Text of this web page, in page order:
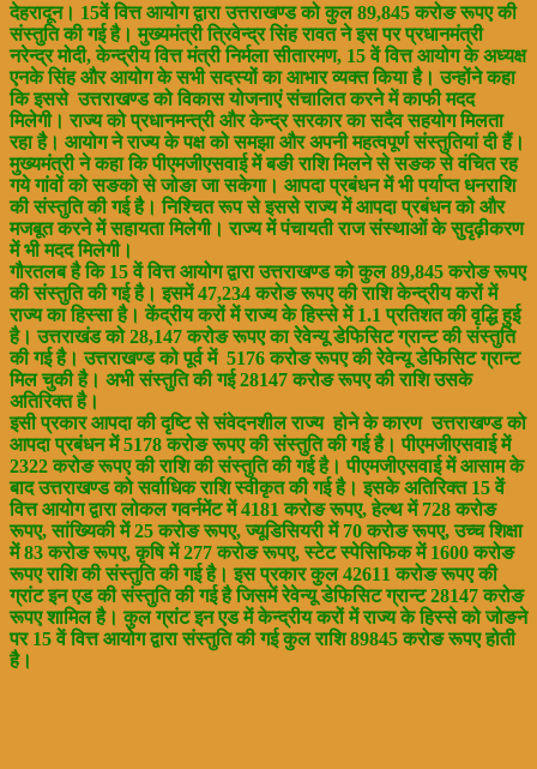
देहरादून। 15वें वित्त आयोग द्वारा उत्तराखण्ड को कुल 89,845 करोङ रूपए की
संस्तुति की गई है। मुख्यमंत्री त्रिवेन्द्र सिंह रावत ने इस पर प्रधानमंत्री
नरेन्द्र मोदी, केन्द्रीय वित्त मंत्री निर्मला सीतारमण, 15 वें वित्त आयोग के अध्यक्ष
एनके सिंह और आयोग के सभी सदस्यों का आभार व्यक्त किया है। उन्होंने कहा
कि इससे उत्तराखण्ड को विकास योजनाएं संचालित करने में काफी मदद
मिलेगी। राज्य को प्रधानमन्त्री और केन्द्र सरकार का सदैव सहयोग मिलता
रहा है। आयोग ने राज्य के पक्ष को समझा और अपनी महत्वपूर्ण संस्तुतियां दी हैं।
मुख्यमंत्री ने कहा कि पीएमजीएसवाई में बङी राशि मिलने से सङक से वंचित रह
गये गांवों को सङको से जोङा जा सकेगा। आपदा प्रबंधन में भी पर्याप्त धनराशि
की संस्तुति की गई है। निश्चित रूप से इससे राज्य में आपदा प्रबंधन को और
मजबूत करने में सहायता मिलेगी। राज्य में पंचायती राज संस्थाओं के सुदृढ़ीकरण
में भी मदद मिलेगी।
गौरतलब है कि 15 वें वित्त आयोग द्वारा उत्तराखण्ड को कुल 89,845 करोङ रूपए
की संस्तुति की गई है। इसमें 47,234 करोङ रूपए की राशि केन्द्रीय करों में
राज्य का हिस्सा है। केंद्रीय करों में राज्य के हिस्से में 1.1 प्रतिशत की वृद्धि हुई
है। उत्तराखंड को 28,147 करोङ रूपए का रेवेन्यू डेफिसिट ग्रान्ट की संस्तुति
की गई है। उत्तराखण्ड को पूर्व में 5176 करोङ रूपए की रेवेन्यू डेफिसिट ग्रान्ट
मिल चुकी है। अभी संस्तुति की गई 28147 करोङ रूपए की राशि उसके
अतिरिक्त है।
इसी प्रकार आपदा की दृष्टि से संवेदनशील राज्य होने के कारण उत्तराखण्ड को
आपदा प्रबंधन में 5178 करोङ रूपए की संस्तुति की गई है। पीएमजीएसवाई में
2322 करोङ रूपए की राशि की संस्तुति की गई है। पीएमजीएसवाई में आसाम के
बाद उत्तराखण्ड को सर्वाधिक राशि स्वीकृत की गई है। इसके अतिरिक्त 15 वें
वित्त आयोग द्वारा लोकल गवर्नमेंट में 4181 करोङ रूपए, हेल्थ में 728 करोङ
रूपए, सांख्यिकी में 25 करोङ रूपए, ज्यूडिसियरी में 70 करोङ रूपए, उच्च शिक्षा
में 83 करोङ रूपए, कृषि में 277 करोङ रूपए, स्टेट स्पेसिफिक में 1600 करोङ
रूपए राशि की संस्तुति की गई है। इस प्रकार कुल 42611 करोङ रूपए की
ग्रांट इन एड की संस्तुति की गई है जिसमें रेवेन्यू डेफिसिट ग्रान्ट 28147 करोङ
रूपए शामिल है। कुल ग्रांट इन एड में केन्द्रीय करों में राज्य के हिस्से को जोङने
पर 15 वें वित्त आयोग द्वारा संस्तुति की गई कुल राशि 89845 करोङ रूपए होती
है।